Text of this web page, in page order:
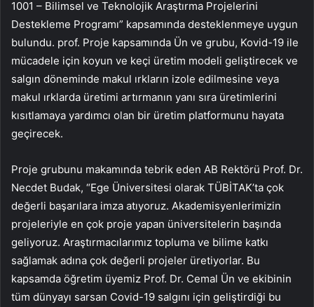
1001 – Bilimsel ve Teknolojik Araştırma Projelerini
Destekleme Programı” kapsamında desteklenmeye uygun
bulundu. prof. Proje kapsamında Ün ve grubu, Kovid-19 ile
mücadele için koyun ve keçi üretim modeli geliştirecek ve
salgın döneminde makul ırkların izole edilmesine veya
makul ırklarda üretimi artırmanın yanı sıra üretimlerini
kısıtlamaya yardımcı olan bir üretim platformunu hayata
geçirecek.
Proje grubunu makamında tebrik eden AB Rektörü Prof. Dr.
Necdet Budak, “Ege Üniversitesi olarak TÜBİTAK’ta çok
değerli başarılara imza atıyoruz. Akademisyenlerimizin
projeleriyle en çok proje yapan üniversitelerin başında
geliyoruz. Araştırmacılarımız topluma ve bilime katkı
sağlamak adına çok değerli projeler üretiyorlar. Bu
kapsamda öğretim üyemiz Prof. Dr. Cemal Ün ve ekibinin
tüm dünyayı sarsan Covid-19 salgını için geliştirdiği bu